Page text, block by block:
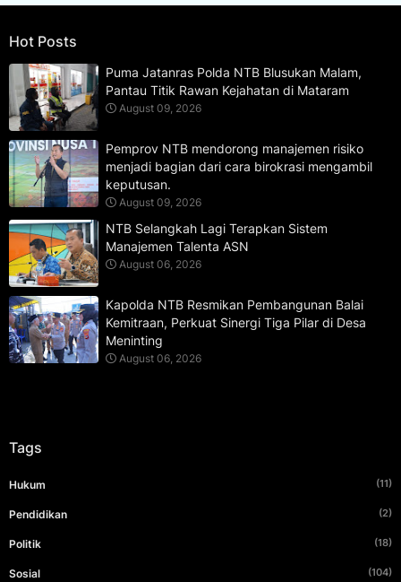
Hot Posts
Puma Jatanras Polda NTB Blusukan Malam,
Pantau Titik Rawan Kejahatan di Mataram
August 09, 2026
Pemprov NTB mendorong manajemen risiko
menjadi bagian dari cara birokrasi mengambil
keputusan.
August 09, 2026
NTB Selangkah Lagi Terapkan Sistem
Manajemen Talenta ASN
August 06, 2026
Kapolda NTB Resmikan Pembangunan Balai
Kemitraan, Perkuat Sinergi Tiga Pilar di Desa
Meninting
August 06, 2026
Tags
Hukum (11)
Pendidikan (2)
Politik (18)
Sosial (104)